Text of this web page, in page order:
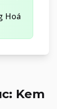
Hoá
Kem